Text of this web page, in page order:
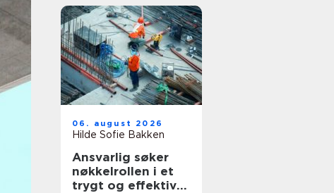
06. august 2026
Hilde Sofie Bakken
Ansvarlig søker
nøkkelrollen i et
trygt og effektivt